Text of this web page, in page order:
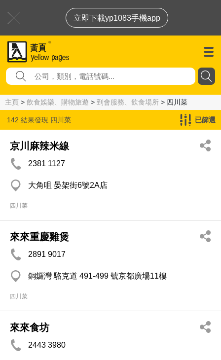
立即下載yp1083手機app
主頁 > 飲食娛樂、購物旅遊 > 到會服務、飲食場所 > 四川菜
142 結果發現 四川菜 已篩選
京川麻辣米線
2381 1127
大角咀 晏架街6號2A店
四川菜
來來重慶雞煲
2891 9017
銅鑼灣 駱克道 491-499 號京都廣場11樓
四川菜
來來食坊
2443 3980